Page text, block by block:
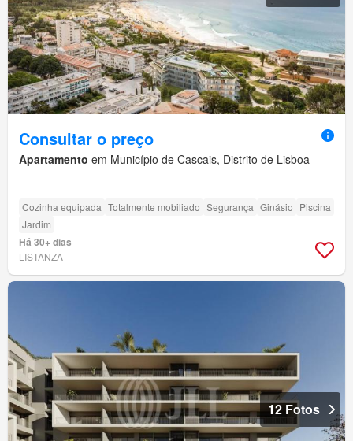
Consultar o preço
Apartamento em Município de Cascais, Distrito de Lisboa
Cozinha equipada Totalmente mobiliado Segurança Ginásio Piscina
Jardim
Há 30+ dias
LISTANZA
12 Fotos